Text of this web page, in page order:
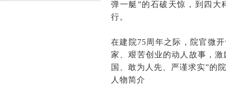
弹一艇”的石破天惊，到四
行。
在建院75周年之际，院官微
家、艰苦创业的动人故事，
国、敢为人先、严谨求实”的
人物简介